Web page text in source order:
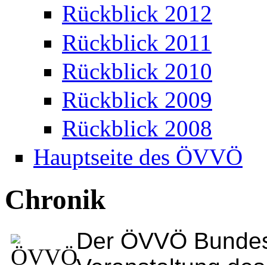
Rückblick 2012
Rückblick 2011
Rückblick 2010
Rückblick 2009
Rückblick 2008
Hauptseite des ÖVVÖ
Chronik
Der ÖVVÖ